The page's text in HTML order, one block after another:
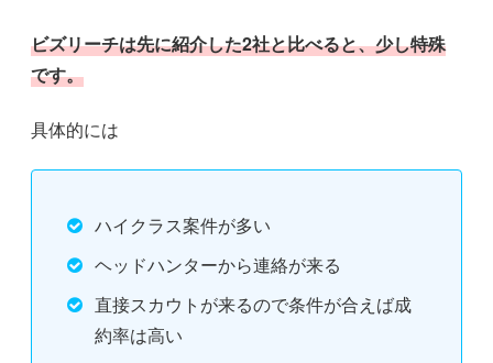
ビズリーチは先に紹介した2社と比べると、少し特殊
です。
具体的には
ハイクラス案件が多い
ヘッドハンターから連絡が来る
直接スカウトが来るので条件が合えば成
約率は高い